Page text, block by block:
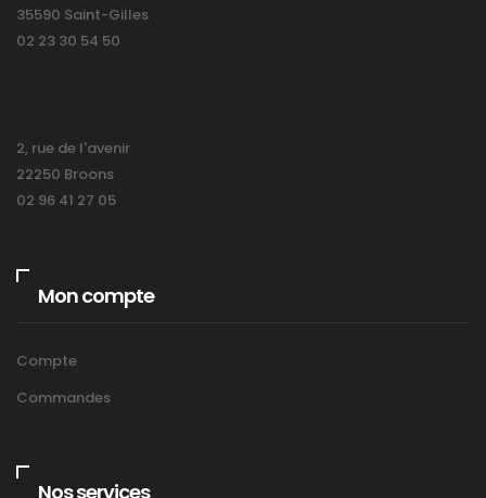
35590 Saint-Gilles
02 23 30 54 50
2, rue de l'avenir
22250 Broons
02 96 41 27 05
Mon compte
Compte
Commandes
Nos services